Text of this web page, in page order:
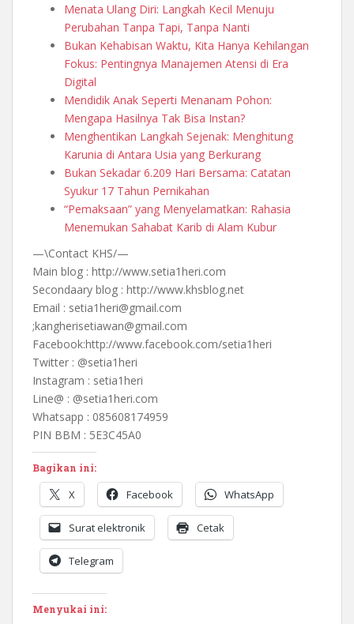
Menata Ulang Diri: Langkah Kecil Menuju
Perubahan Tanpa Tapi, Tanpa Nanti
Bukan Kehabisan Waktu, Kita Hanya Kehilangan
Fokus: Pentingnya Manajemen Atensi di Era
Digital
Mendidik Anak Seperti Menanam Pohon:
Mengapa Hasilnya Tak Bisa Instan?
Menghentikan Langkah Sejenak: Menghitung
Karunia di Antara Usia yang Berkurang
Bukan Sekadar 6.209 Hari Bersama: Catatan
Syukur 17 Tahun Pernikahan
“Pemaksaan” yang Menyelamatkan: Rahasia
Menemukan Sahabat Karib di Alam Kubur
—\Contact KHS/—
Main blog : http://www.setia1heri.com
Secondaary blog : http://www.khsblog.net
Email : setia1heri@gmail.com
;kangherisetiawan@gmail.com
Facebook:http://www.facebook.com/setia1heri
Twitter : @setia1heri
Instagram : setia1heri
Line@ : @setia1heri.com
Whatsapp : 085608174959
PIN BBM : 5E3C45A0
Bagikan ini:
X Facebook WhatsApp
Surat elektronik Cetak
Telegram
Menyukai ini: